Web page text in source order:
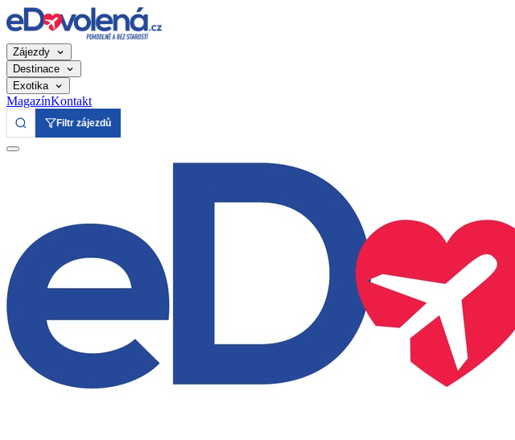
Zájezdy
Destinace
Exotika
MagazínKontakt
Filtr zájezdů